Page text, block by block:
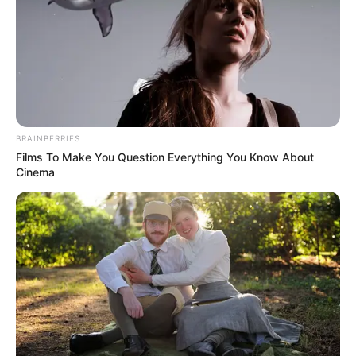
BRAINBERRIES
Films To Make You Question Everything You Know About
Cinema